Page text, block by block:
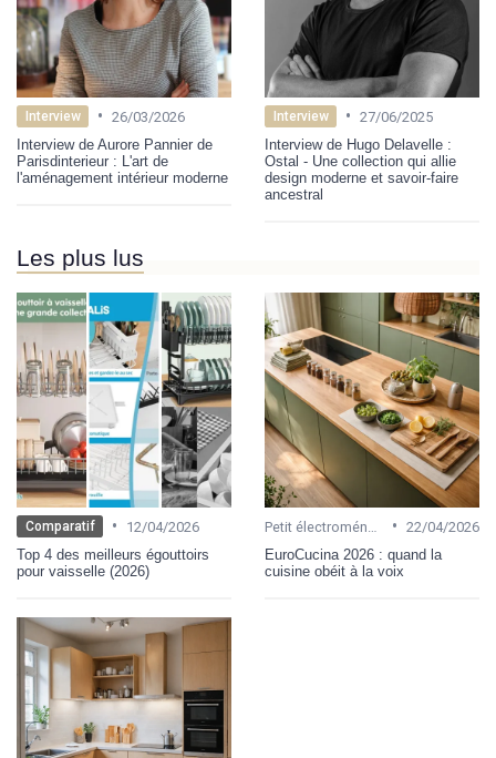
Interview • 26/03/2026
Interview de Aurore Pannier de
Parisdinterieur : L'art de
l'aménagement intérieur moderne
Interview • 27/06/2025
Interview de Hugo Delavelle :
Ostal - Une collection qui allie
design moderne et savoir-faire
ancestral
Les plus lus
Comparatif •
12/04/2026
Top 4 des meilleurs égouttoirs
pour vaisselle (2026)
• 22/04/2026
EuroCucina 2026 : quand la
cuisine obéit à la voix